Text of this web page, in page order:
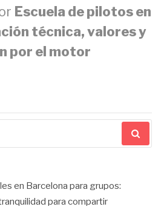
Escuela de pilotos en
técnica, valores y
por el motor
en Barcelona para grupos:
para compartir